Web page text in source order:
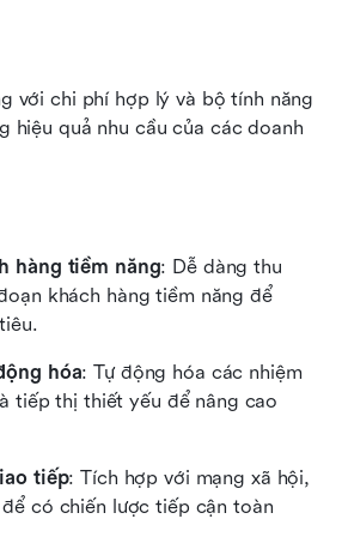
với chi phí hợp lý và bộ tính năng
hiệu quả nhu cầu của các doanh
hàng tiềm năng: Dễ dàng thu
khách hàng tiềm năng để
hóa: Tự động hóa các nhiệm
tiếp thị thiết yếu để nâng cao
tiếp: Tích hợp với mạng xã hội,
có chiến lược tiếp cận toàn